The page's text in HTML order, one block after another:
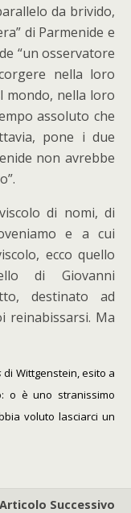
da brivido,
di Parmenide e
“un osservatore
nella loro
mondo, nella loro
assoluto che
pone i due
non avrebbe
di nomi, di
e a cui
ecco quello
di Giovanni
destinato ad
reinabissarsi. Ma
di Wittgenstein, esito a
o è uno stranissimo
voluto lasciarci un
Articolo Successivo